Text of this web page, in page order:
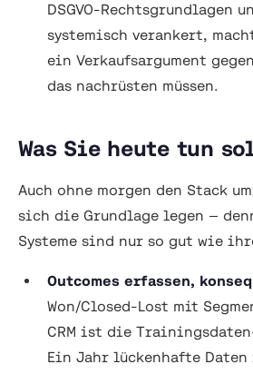
DSGVO-Rechtsgrundlagen
systemisch verankert,
ein Verkaufsargument
das nachrüsten müssen.
Was Sie heute tun
Auch ohne morgen den Stack
sich die Grundlage legen —
Systeme sind nur so gut wie
Outcomes erfassen,
Won/Closed-Lost mit
CRM ist die
Ein Jahr lückenhafte